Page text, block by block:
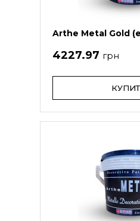
Arthe Metal Gold
4227.97 грн